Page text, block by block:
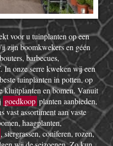
voor u tuinplanten op een
zijn boomkwekers en géén
barbecues,
In onze serre kweken wij een
tuinplanten in potten, op
kluitplanten en bomen. Vanuit
goedkoop planten aanbieden,
vast assortiment aan vaste
haagplanten,
, siergrassen, coniferen, rozen,